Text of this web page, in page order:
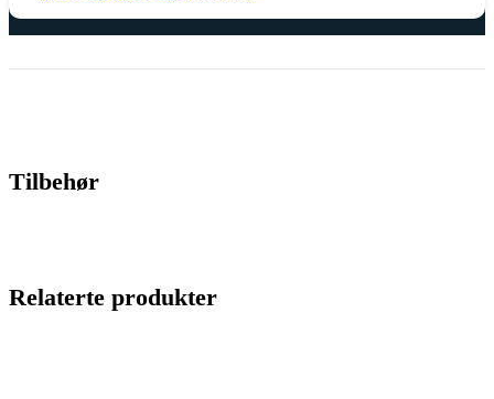
Tilbehør
Relaterte produkter